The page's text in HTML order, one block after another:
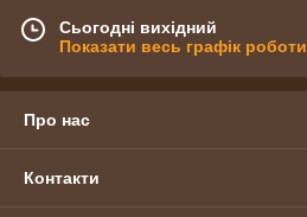
Сьогодні вихідний
Показати весь графік роботи
Про нас
Контакти